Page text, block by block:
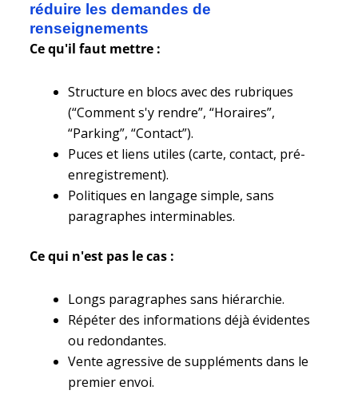
réduire les demandes de
renseignements
Ce qu'il faut mettre :
Structure en blocs avec des rubriques
(“Comment s'y rendre”, “Horaires”,
“Parking”, “Contact”).
Puces et liens utiles (carte, contact, pré-
enregistrement).
Politiques en langage simple, sans
paragraphes interminables.
Ce qui n'est pas le cas :
Longs paragraphes sans hiérarchie.
Répéter des informations déjà évidentes
ou redondantes.
Vente agressive de suppléments dans le
premier envoi.